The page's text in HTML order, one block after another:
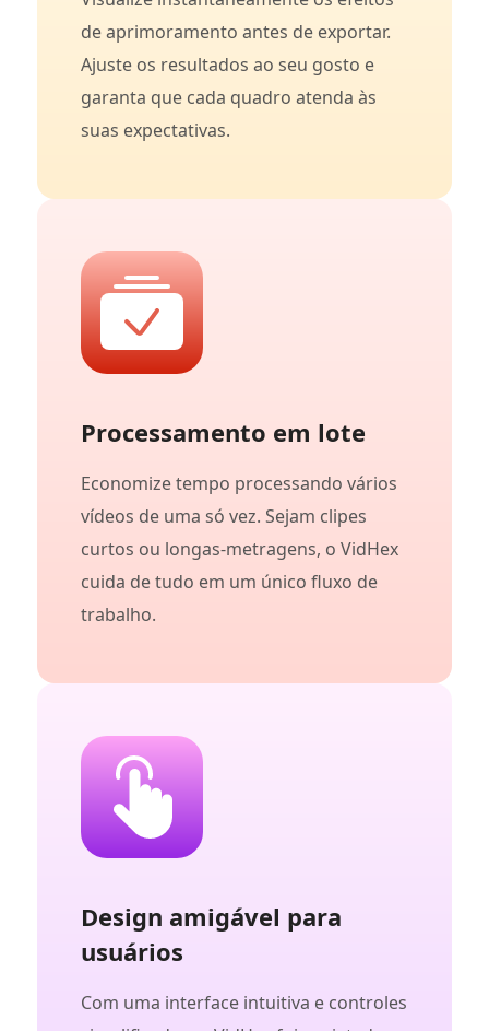
de aprimoramento antes de exportar.
Ajuste os resultados ao seu gosto e
garanta que cada quadro atenda às
suas expectativas.
Processamento em lote
Economize tempo processando vários
vídeos de uma só vez. Sejam clipes
curtos ou longas-metragens, o VidHex
cuida de tudo em um único fluxo de
trabalho.
Design amigável para
usuários
Com uma interface intuitiva e controles